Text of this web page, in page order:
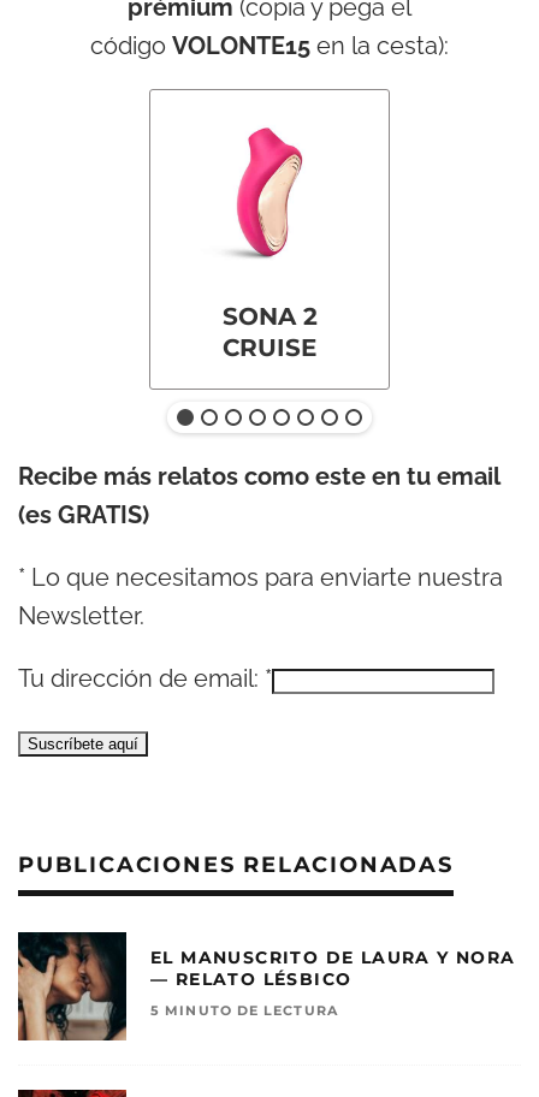
prémium (copia y pega el
código VOLONTE15 en la cesta):
SONA 2
CRUISE
Recibe más relatos como este en tu email
(es GRATIS)
* Lo que necesitamos para enviarte nuestra
Newsletter.
Tu dirección de email: *
PUBLICACIONES RELACIONADAS
EL MANUSCRITO DE LAURA Y NORA
— RELATO LÉSBICO
5 MINUTO DE LECTURA